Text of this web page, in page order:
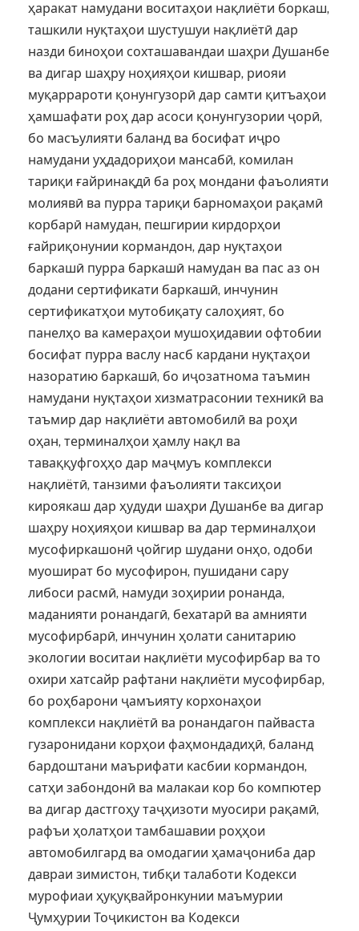
ҳаракат намудани воситаҳои нақлиёти боркаш,
ташкили нуқтаҳои шустушуи нақлиётӣ дар
назди биноҳои сохташавандаи шаҳри Душанбе
ва дигар шаҳру ноҳияҳои кишвар, риояи
муқаррароти қонунгузорӣ дар самти қитъаҳои
ҳамшафати роҳ дар асоси қонунгузории ҷорӣ,
бо масъулияти баланд ва босифат иҷро
намудани уҳдадориҳои мансабӣ, комилан
тариқи ғайринақдӣ ба роҳ мондани фаъолияти
молиявӣ ва пурра тариқи барномаҳои рақамӣ
корбарӣ намудан, пешгирии кирдорҳои
ғайриқонунии кормандон, дар нуқтаҳои
баркашӣ пурра баркашӣ намудан ва пас аз он
додани сертификати баркашӣ, инчунин
сертификатҳои мутобиқату салоҳият, бо
панелҳо ва камераҳои мушоҳидавии офтобии
босифат пурра васлу насб кардани нуқтаҳои
назоратию баркашӣ, бо иҷозатнома таъмин
намудани нуқтаҳои хизматрасонии техникӣ ва
таъмир дар нақлиёти автомобилӣ ва роҳи
оҳан, терминалҳои ҳамлу нақл ва
таваққуфгоҳҳо дар маҷмуъ комплекси
нақлиётӣ, танзими фаъолияти таксиҳои
кироякаш дар ҳудуди шаҳри Душанбе ва дигар
шаҳру ноҳияҳои кишвар ва дар терминалҳои
мусофиркашонӣ ҷойгир шудани онҳо, одоби
муошират бо мусофирон, пушидани сару
либоси расмӣ, намуди зоҳирии ронанда,
маданияти ронандагӣ, бехатарӣ ва амнияти
мусофирбарӣ, инчунин ҳолати санитарию
экологии воситаи нақлиёти мусофирбар ва то
охири хатсайр рафтани нақлиёти мусофирбар,
бо роҳбарони ҷамъияту корхонаҳои
комплекси нақлиётӣ ва ронандагон пайваста
гузаронидани корҳои фаҳмондадиҳӣ, баланд
бардоштани маърифати касбии кормандон,
сатҳи забондонӣ ва малакаи кор бо компютер
ва дигар дастгоҳу таҷҳизоти муосири рақамӣ,
рафъи ҳолатҳои тамбашавии роҳҳои
автомобилгард ва омодагии ҳамаҷониба дар
давраи зимистон, тибқи талаботи Кодекси
мурофиаи ҳуқуқвайронкунии маъмурии
Ҷумҳурии Тоҷикистон ва Кодекси